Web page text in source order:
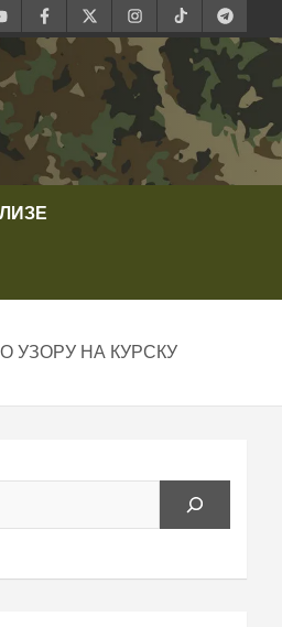
УЗОРУ НА КУРСКУ